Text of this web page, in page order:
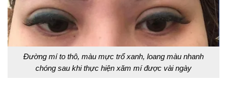
Đường mí to thô, màu mực trổ xanh, loang màu nhanh
chóng sau khi thực hiện xăm mí được vài ngày